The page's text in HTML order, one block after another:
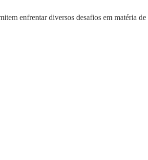
enfrentar diversos desafios em matéria de